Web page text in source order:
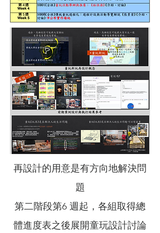
再設計的用意是有方向地解決問
題
第二階段第6 週起，各組取得總
體進度表之後展開童玩設計討論